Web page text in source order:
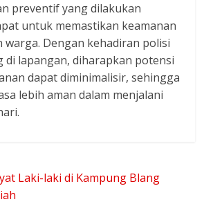
preventif yang dilakukan
untuk memastikan keamanan
warga. Dengan kehadiran polisi
di lapangan, diharapkan potensi
dapat diminimalisir, sehingga
lebih aman dalam menjalani
Laki-laki di Kampung Blang